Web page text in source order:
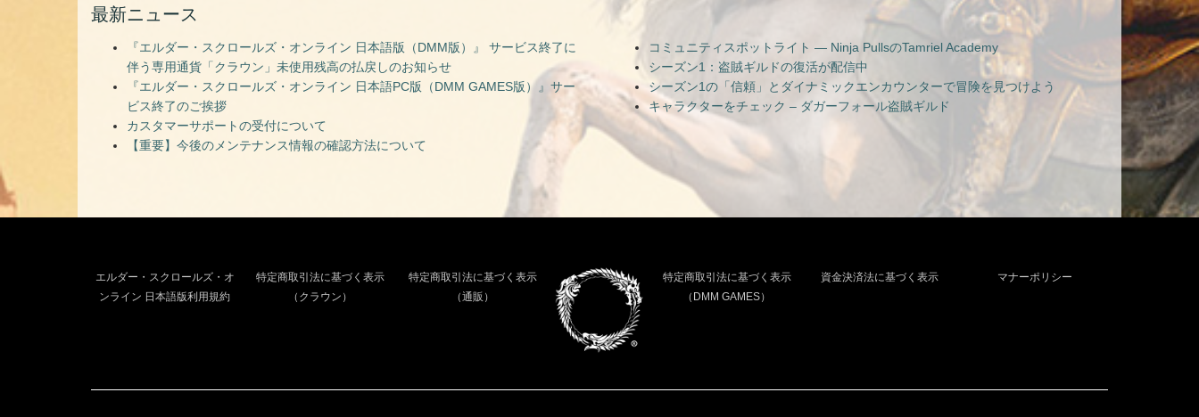
最新ニュース
『エルダー・スクロールズ・オンライン 日本語版（DMM版）』 サービス終了に
伴う専用通貨「クラウン」未使用残高の払戻しのお知らせ
『エルダー・スクロールズ・オンライン 日本語PC版（DMM GAMES版）』サー
ビス終了のご挨拶
カスタマーサポートの受付について
【重要】今後のメンテナンス情報の確認方法について
コミュニティスポットライト — Ninja PullsのTamriel Academy
シーズン1：盗賊ギルドの復活が配信中
シーズン1の「信頼」とダイナミックエンカウンターで冒険を見つけよう
キャラクターをチェック – ダガーフォール盗賊ギルド
エルダー・スクロールズ・オ
ンライン 日本語版利用規約
特定商取引法に基づく表示
（クラウン）
特定商取引法に基づく表示
（通販）
特定商取引法に基づく表示
（DMM GAMES）
資金決済法に基づく表示 マナーポリシー